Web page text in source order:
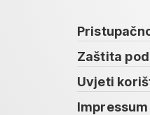
Zaštita
Uvjeti
Impressum